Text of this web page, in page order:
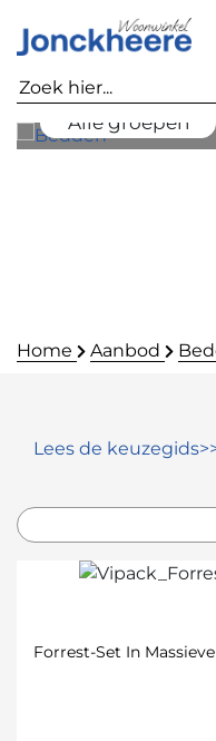
Alle groepen
Home Aanbod
Lees de
Forrest-Set In